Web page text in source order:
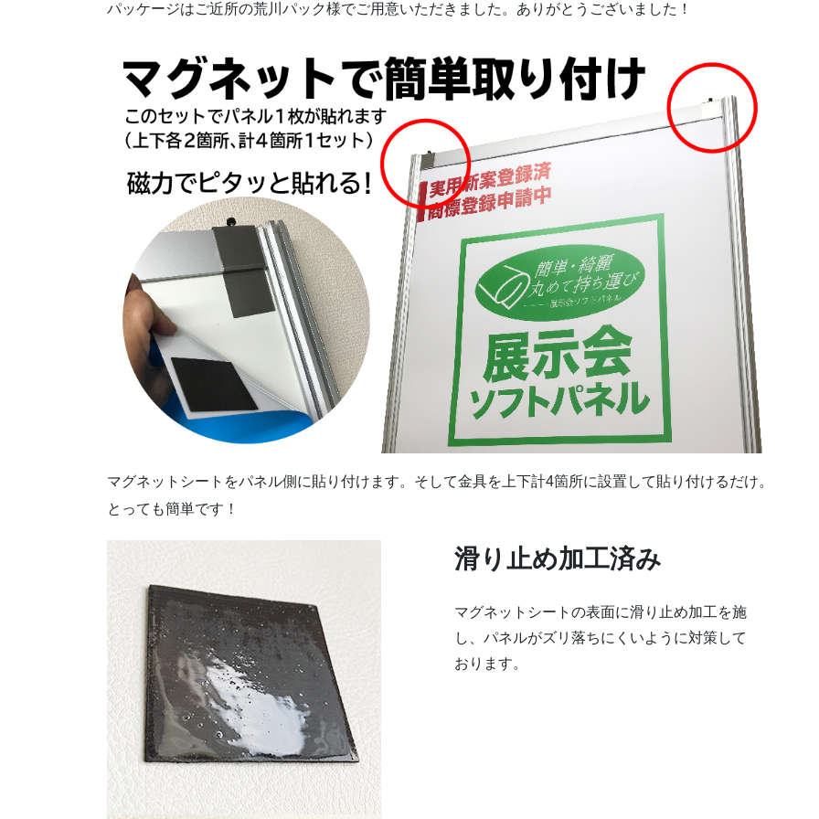
パッケージはご近所の荒川パック様でご用意いただきました。ありがとうございました！
マグネットシートをパネル側に貼り付けます。そして金具を上下計4箇所に設置して貼り付けるだけ。
とっても簡単です！
滑り止め加工済み
マグネットシートの表面に滑り止め加工を施
し、パネルがズリ落ちにくいように対策して
おります。